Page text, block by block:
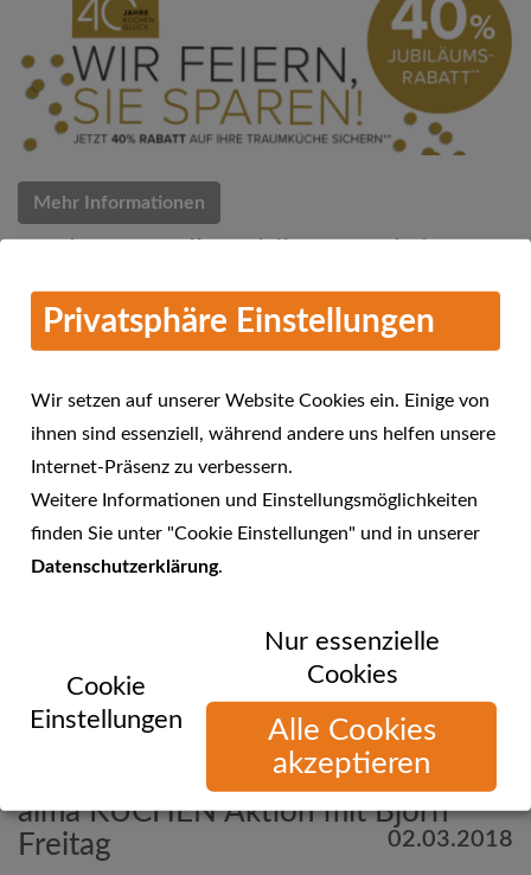
Mehr Informationen
Küchen Quelle feiert 40 Jahre Küchenglück
alma KÜCHEN Aktion mit Björn
Freitag
02.03.2018
Privatsphäre Einstellungen
Wir setzen auf unserer Website Cookies ein. Einige von
ihnen sind essenziell, während andere uns helfen unsere
Internet-Präsenz zu verbessern.
Weitere Informationen und Einstellungsmöglichkeiten
finden Sie unter "Cookie Einstellungen" und in unserer
Datenschutzerklärung.
Cookie
Einstellungen
Nur essenzielle
Cookies
Alle Cookies
akzeptieren